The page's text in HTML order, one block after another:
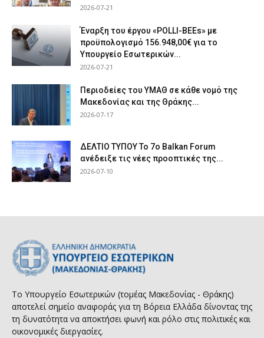
2026-07-21
Έναρξη του έργου «POLLI-BEEs» με
προϋπολογισμό 156.948,00€ για το
Υπουργείο Εσωτερικών...
2026-07-21
Περιοδείες του ΥΜΑΘ σε κάθε νομό της
Μακεδονίας και της Θράκης...
2026-07-17
ΔΕΛΤΙΟ ΤΥΠΟΥ Το 7ο Balkan Forum
ανέδειξε τις νέες προοπτικές της...
2026-07-10
Το Υπουργείο Εσωτερικών (τομέας Μακεδονίας - Θράκης)
αποτελεί σημείο αναφοράς για τη Βόρεια Ελλάδα δίνοντας της
τη δυνατότητα να αποκτήσει φωνή και ρόλο στις πολιτικές και
οικονομικές διεργασίες.